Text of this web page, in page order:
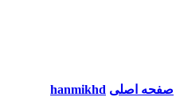
صفحه اصلی hanmikhd